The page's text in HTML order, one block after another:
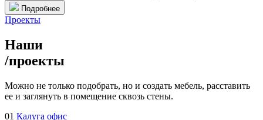
Подробнее
Проекты
Наши
/проекты
Можно не только подобрать, но и создать мебель, расставить
ее и заглянуть в помещение сквозь стены.
01 Калуга офис